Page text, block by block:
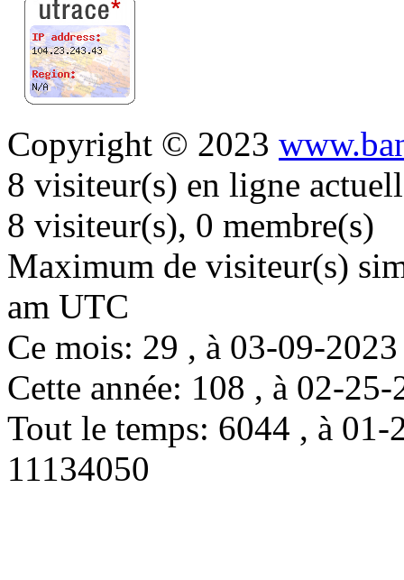
Copyright © 2023
8 visiteur(s) en ligne
8 visiteur(s), 0 membre(s)
Maximum de visiteur(s)
am UTC
Ce mois: 29 , à 03-09-
Cette année: 108 , à 02-
Tout le temps: 6044 , à
11134050